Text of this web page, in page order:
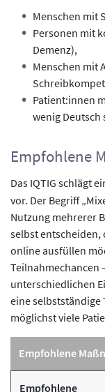
Menschen mit
Personen mit
Demenz),
Menschen mit
Patient:innen
wenig Deutsch
Empfohlene
Das IQTIG schlägt
vor. Der Begriff
Nutzung mehrerer
selbst entscheiden,
online ausfüllen
Teilnahmechancen
unterschiedlichen
eine selbstständige
möglichst viele
Empfohlene
Empfohlene